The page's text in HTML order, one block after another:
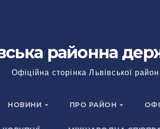
районна
Офіційна сторінка Львівської
НОВИНИ ПРО РАЙОН